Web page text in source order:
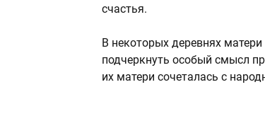
счастья.
В некоторых деревнях
подчеркнуть особый смысл
их матери сочеталась с